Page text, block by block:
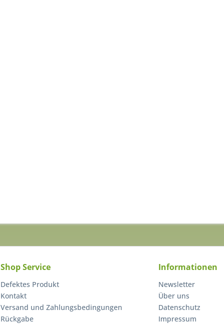
Shop Service
Defektes Produkt
Kontakt
Versand und Zahlungsbedingungen
Rückgabe
Informationen
Newsletter
Über uns
Datenschutz
Impressum